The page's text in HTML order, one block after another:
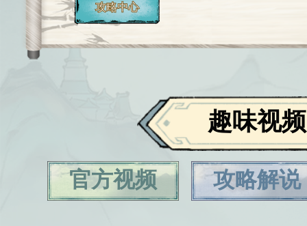
攻略中心
趣味视频
官方视频 攻略解说